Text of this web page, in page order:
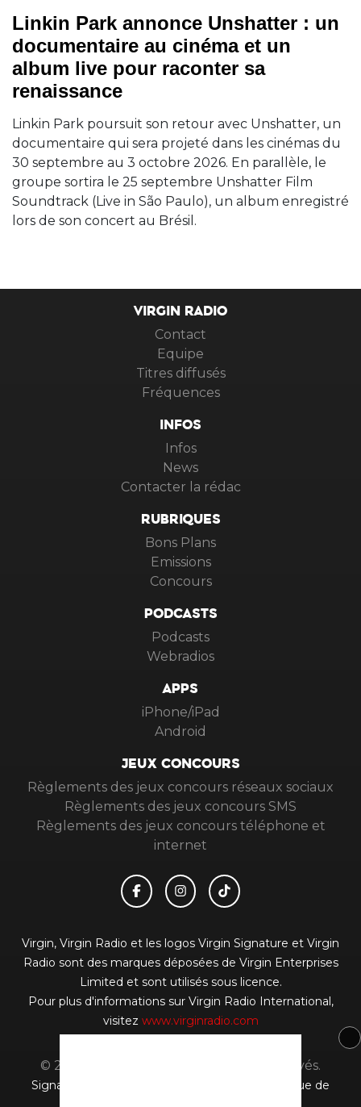
Linkin Park annonce Unshatter : un
documentaire au cinéma et un
album live pour raconter sa
renaissance
Linkin Park poursuit son retour avec Unshatter, un
documentaire qui sera projeté dans les cinémas du
30 septembre au 3 octobre 2026. En parallèle, le
groupe sortira le 25 septembre Unshatter Film
Soundtrack (Live in São Paulo), un album enregistré
lors de son concert au Brésil.
VIRGIN RADIO
Contact
Equipe
Titres diffusés
Fréquences
INFOS
Infos
News
Contacter la rédac
RUBRIQUES
Bons Plans
Emissions
Concours
PODCASTS
Podcasts
Webradios
APPS
iPhone/iPad
Android
JEUX CONCOURS
Règlements des jeux concours réseaux sociaux
Règlements des jeux concours SMS
Règlements des jeux concours téléphone et
internet
Virgin, Virgin Radio et les logos Virgin Signature et Virgin
Radio sont des marques déposées de Virgin Enterprises
Limited et sont utilisés sous licence.
Pour plus d'informations sur Virgin Radio International,
visitez www.virginradio.com
© 2026 Virgin Radio FR Tous droits réservés.
Signaler un contenu
Politique de